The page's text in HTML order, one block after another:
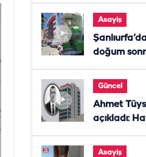
Asayiş
doğum
Güncel
Ahmet
açıkladı:
ölmezdim"
Asayiş